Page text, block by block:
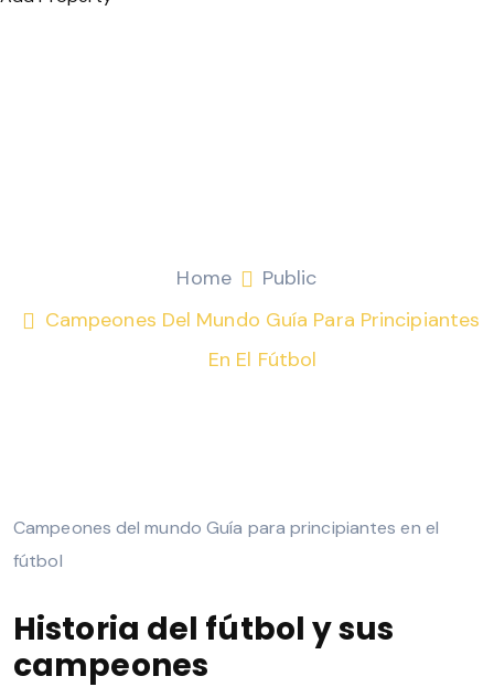
Home
Public
Campeones Del Mundo Guía Para Principiantes
En El Fútbol
Campeones del mundo Guía para principiantes en el
fútbol
Historia del fútbol y sus
campeones